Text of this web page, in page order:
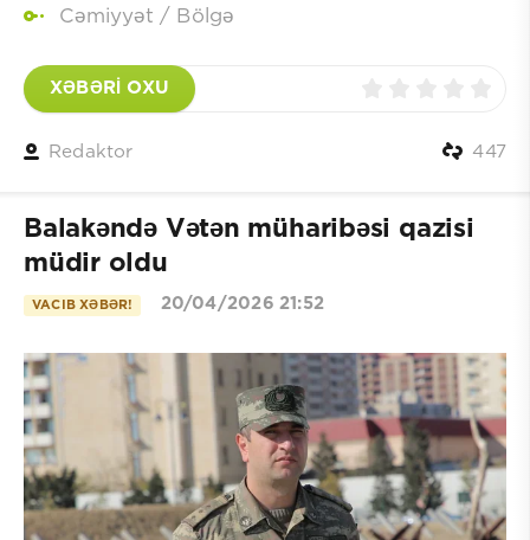
Cəmiyyət / Bölgə
XƏBƏRİ OXU
Redaktor 447
Balakəndə Vətən müharibəsi qazisi
müdir oldu
VACIB XƏBƏR! 20/04/2026 21:52